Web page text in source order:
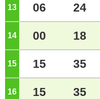
13 06 24
14 00 18
15 15 35
16 15 35